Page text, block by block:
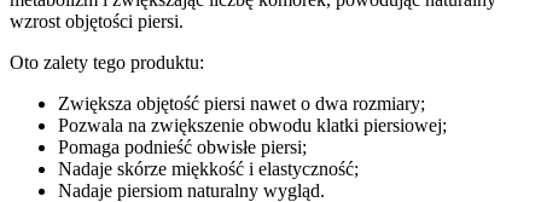
wzrost objętości piersi.
Oto zalety tego produktu:
Zwiększa objętość piersi nawet o dwa rozmiary;
Pozwala na zwiększenie obwodu klatki piersiowej;
Pomaga podnieść obwisłe piersi;
Nadaje skórze miękkość i elastyczność;
Nadaje piersiom naturalny wygląd.